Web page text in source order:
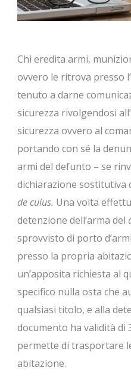
Chi eredita armi,
ovvero le ritrova presso
tenuto a darne
sicurezza rivolgendosi
sicurezza ovvero al
portando con sé la
armi del defunto – se
dichiarazione sostitutiva
de cuius. Una volta
detenzione dell’arma del
sprovvisto di porto
presso la propria
un’apposita richiesta al
specifico nulla osta che
qualsiasi titolo, e alla
documento ha validità di
permette di trasportare
abitazione.